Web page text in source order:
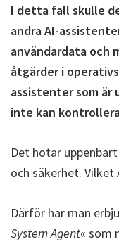
I detta fall skulle
andra AI-
användardata och
åtgärder i
assistenter som är
inte kan
Det hotar
och säkerhet. Vilket
Därför har man
System Agent« som